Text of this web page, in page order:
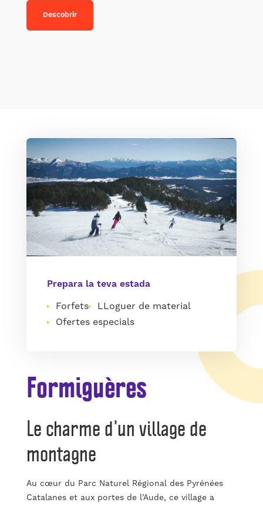
Descobrir
Prepara la teva estada
Forfets
LLoguer de material
Ofertes especials
Formiguères
Le charme d’un village de
montagne
Au cœur du Parc Naturel Régional des Pyrénées
Catalanes et aux portes de l’Aude, ce village a